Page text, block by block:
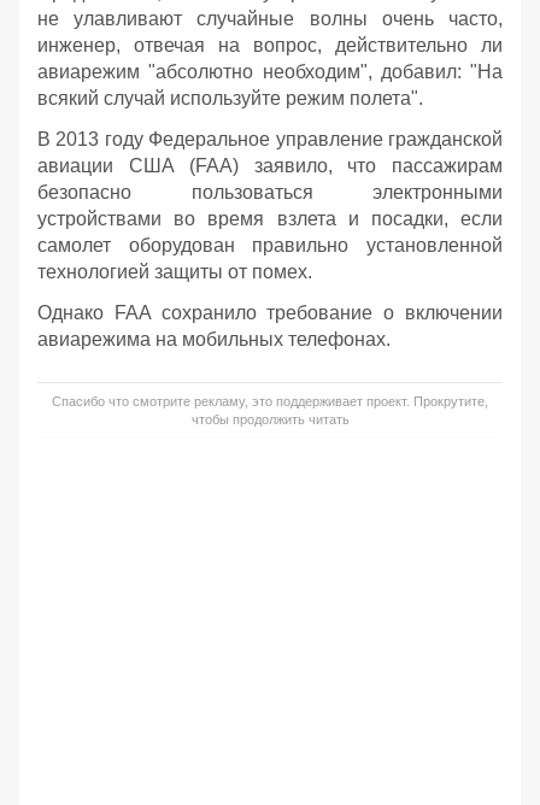
не улавливают случайные волны очень часто,
инженер, отвечая на вопрос, действительно ли
авиарежим "абсолютно необходим", добавил: "На
всякий случай используйте режим полета".
В 2013 году Федеральное управление гражданской
авиации США (FAA) заявило, что пассажирам
безопасно пользоваться электронными
устройствами во время взлета и посадки, если
самолет оборудован правильно установленной
технологией защиты от помех.
Однако FAA сохранило требование о включении
авиарежима на мобильных телефонах.
Спасибо что смотрите рекламу, это поддерживает проект. Прокрутите,
чтобы продолжить читать